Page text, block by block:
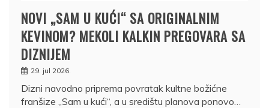
NOVI „SAM U KUĆI“ SA ORIGINALNIM
KEVINOM? MEKOLI KALKIN PREGOVARA SA
DIZNIJEM
29. jul 2026.
Dizni navodno priprema povratak kultne božićne
franšize „Sam u kući“, a u središtu planova ponovo…